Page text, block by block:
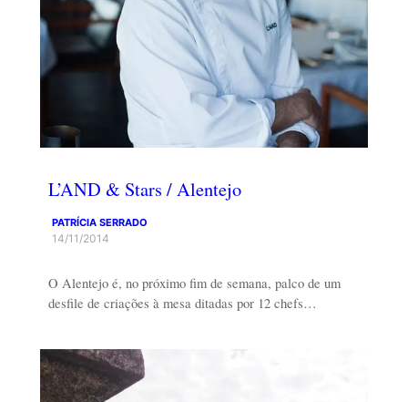
L’AND & Stars / Alentejo
PATRÍCIA SERRADO
14/11/2014
O Alentejo é, no próximo fim de semana, palco de um
desfile de criações à mesa ditadas por 12 chefs…